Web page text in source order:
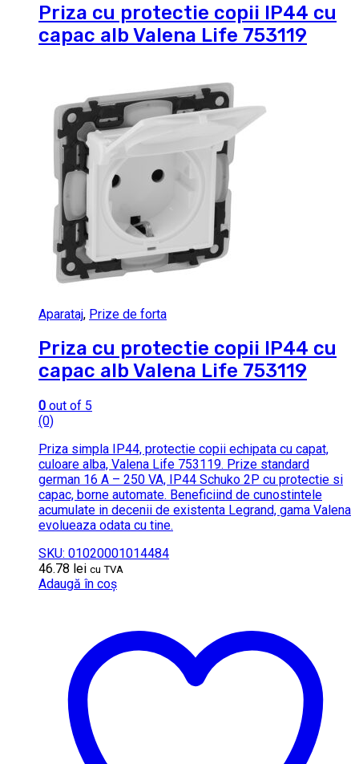
Priza cu protectie copii IP44 cu
capac alb Valena Life 753119
Aparataj, Prize de forta
Priza cu protectie copii IP44 cu
capac alb Valena Life 753119
0 out of 5
(0)
Priza simpla IP44, protectie copii echipata cu capat,
culoare alba, Valena Life 753119. Prize standard
german 16 A – 250 VA, IP44 Schuko 2P cu protectie si
capac, borne automate. Beneficiind de cunostintele
acumulate in decenii de existenta Legrand, gama Valena
evolueaza odata cu tine.
SKU: 01020001014484
46.78 lei cu TVA
Adaugă în coș